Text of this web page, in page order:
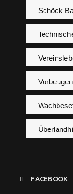
Schöck
FACEBOOK